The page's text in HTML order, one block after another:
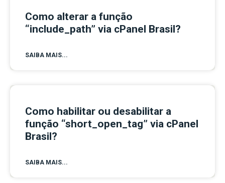
Como alterar a função
“include_path” via cPanel Brasil?
SAIBA MAIS...
Como habilitar ou desabilitar a
função “short_open_tag” via cPanel
Brasil?
SAIBA MAIS...